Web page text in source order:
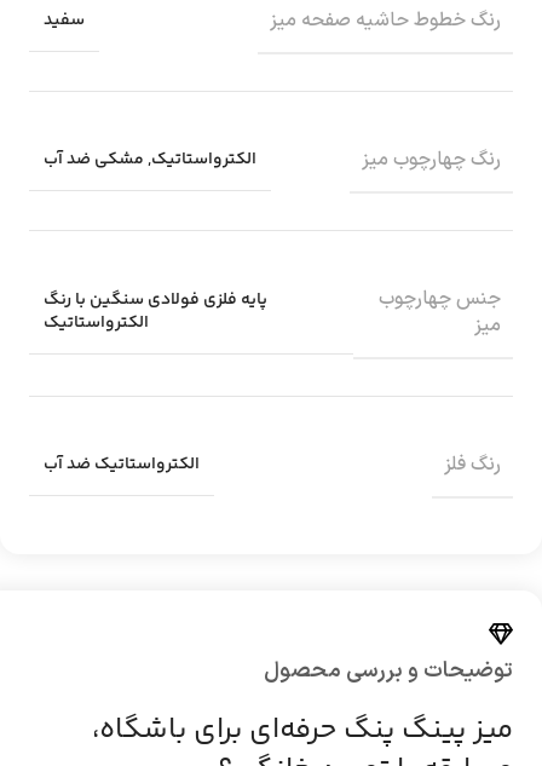
توضیحات و بررسی محصول
میز پینگ پنگ حرفه‌ای برای باشگاه،
رنگ خطوط حاشیه صفحه میز سفید
رنگ چهارچوب میز الکترواستاتیک,مشکی ضد آب
جنس چهارچوب
میز
پایه فلزی فولادی سنگین با رنگ
الکترواستاتیک
رنگ فلز الکترواستاتیک ضد آب